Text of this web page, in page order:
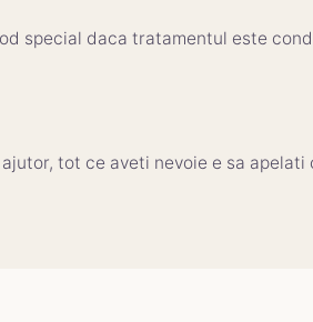
special daca tratamentul este
tot ce aveti nevoie e sa apelati